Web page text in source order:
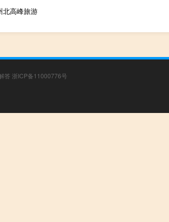
北高峰旅游
答 浙ICP备11000776号